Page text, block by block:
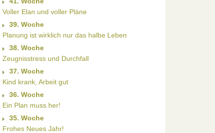
Voller Elan und voller Pläne
39. Woche
Planung ist wirklich nur das halbe Leben
38. Woche
Zeugnisstress und Durchfall
37. Woche
Kind krank, Arbeit gut
36. Woche
Ein Plan muss her!
35. Woche
Frohes Neues Jahr!